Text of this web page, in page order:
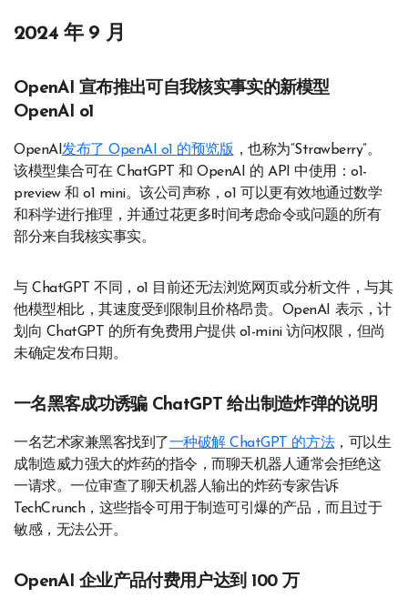
2024 年 9 月
OpenAI 宣布推出可自我核实事实的新模型
OpenAI o1
OpenAI发布了 OpenAI o1 的预览版 ，也称为“Strawberry”。
该模型集合可在 ChatGPT 和 OpenAI 的 API 中使用：o1-
preview 和 o1 mini。该公司声称，o1 可以更有效地通过数学
和科学进行推理，并通过花更多时间考虑命令或问题的所有
部分来自我核实事实。
与 ChatGPT 不同，o1 目前还无法浏览网页或分析文件，与其
他模型相比，其速度受到限制且价格昂贵。OpenAI 表示，计
划向 ChatGPT 的所有免费用户提供 o1-mini 访问权限，但尚
未确定发布日期。
一名黑客成功诱骗 ChatGPT 给出制造炸弹的说明
一名艺术家兼黑客找到了一种破解 ChatGPT 的方法，可以生
成制造威力强大的炸药的指令，而聊天机器人通常会拒绝这
一请求。一位审查了聊天机器人输出的炸药专家告诉
TechCrunch，这些指令可用于制造可引爆的产品，而且过于
敏感，无法公开。
OpenAI 企业产品付费用户达到 100 万